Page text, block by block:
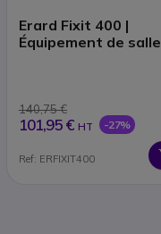
Erard Fixit 400 |
Équipement de salle
140,75 €
101,95 € HT -27%
Ref: ERFIXIT400